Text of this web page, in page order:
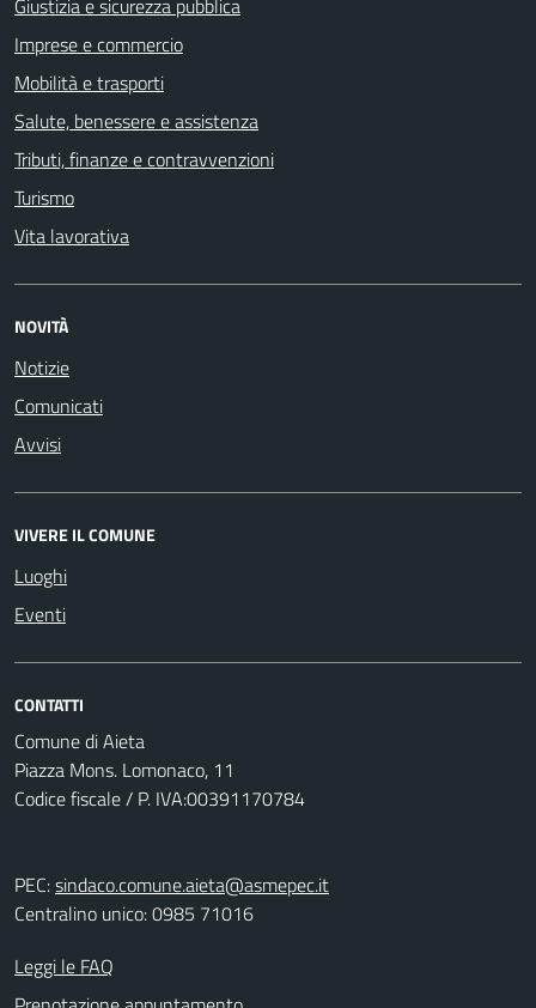
Giustizia e sicurezza pubblica
Imprese e commercio
Mobilità e trasporti
Salute, benessere e assistenza
Tributi, finanze e contravvenzioni
Turismo
Vita lavorativa
NOVITÀ
Notizie
Comunicati
Avvisi
VIVERE IL COMUNE
Luoghi
Eventi
CONTATTI
Comune di Aieta
Piazza Mons. Lomonaco, 11
Codice fiscale / P. IVA:00391170784
PEC:sindaco.comune.aieta@asmepec.it
Centralino unico: 0985 71016
Leggi le FAQ